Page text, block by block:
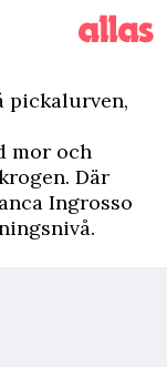
pickalurven,
mor och
Där
Ingrosso